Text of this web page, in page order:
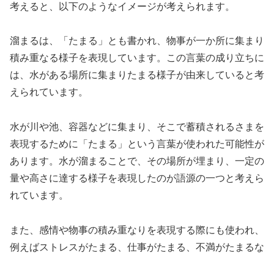
考えると、以下のようなイメージが考えられます。
溜まるは、「たまる」とも書かれ、物事が一か所に集まり
積み重なる様子を表現しています。この言葉の成り立ちに
は、水がある場所に集まりたまる様子が由来していると考
えられています。
水が川や池、容器などに集まり、そこで蓄積されるさまを
表現するために「たまる」という言葉が使われた可能性が
あります。水が溜まることで、その場所が埋まり、一定の
量や高さに達する様子を表現したのが語源の一つと考えら
れています。
また、感情や物事の積み重なりを表現する際にも使われ、
例えばストレスがたまる、仕事がたまる、不満がたまるな